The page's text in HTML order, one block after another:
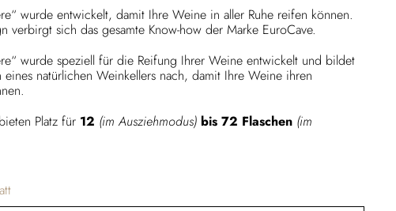
wurde entwickelt, damit Ihre Weine in aller Ruhe reifen können.
verbirgt sich das gesamte Know-how der Marke EuroCave.
wurde speziell für die Reifung Ihrer Weine entwickelt und bildet
natürlichen Weinkellers nach, damit Ihre Weine ihren
Platz für 12 (im Ausziehmodus)bis 72 Flaschen (im